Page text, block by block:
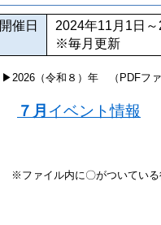
開催日
2024年11月1日～
※毎月更新
▶2026（令和８）年 （PDFファ
７月 イベント情報
※ファイル内に〇がついている